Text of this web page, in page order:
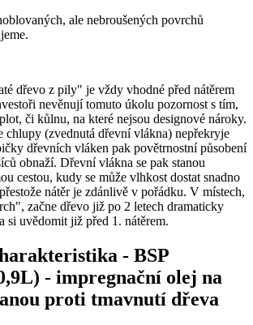
ale nebroušených povrchů
dřevo z pily" je vždy vhodné před nátěrem
nevěnují tomuto úkolu pozornost s tím,
či kůlnu, na které nejsou designové nároky.
chlupy (zvednutá dřevní vlákna) nepřekryje
dřevních vláken pak povětrnostní působení
obnaží. Dřevní vlákna se pak stanou
cestou, kudy se může vlhkost dostat snadno
nátěr je zdánlivě v pořádku. V místech,
začne dřevo již po 2 letech dramaticky
si uvědomit již před 1. nátěrem.
- BSP
- impregnační olej na
proti tmavnutí dřeva